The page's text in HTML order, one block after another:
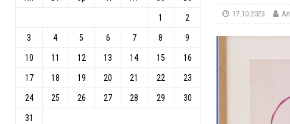
17.10.2023
1 2
3 4 5 6 7 8 9
10 11 12 13 14 15 16
17 18 19 20 21 22 23
24 25 26 27 28 29 30
31